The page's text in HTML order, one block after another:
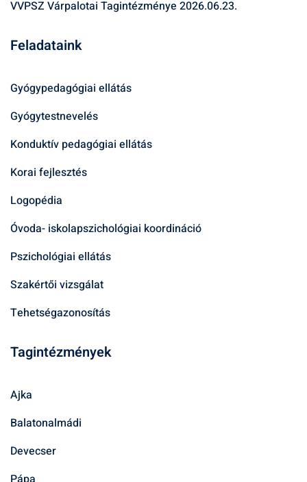
VVPSZ Várpalotai Tagintézménye 2026.06.23.
Feladataink
Gyógypedagógiai ellátás
Gyógytestnevelés
Konduktív pedagógiai ellátás
Korai fejlesztés
Logopédia
Óvoda- iskolapszichológiai koordináció
Pszichológiai ellátás
Szakértői vizsgálat
Tehetségazonosítás
Tagintézmények
Ajka
Balatonalmádi
Devecser